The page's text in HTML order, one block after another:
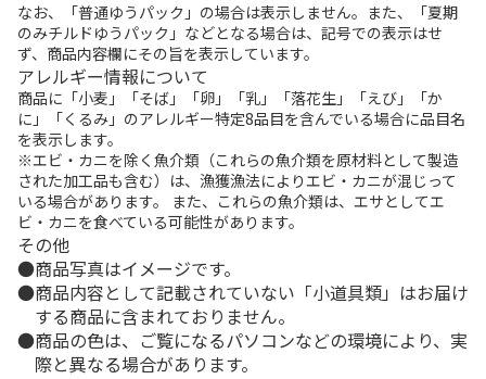
なお、「普通ゆうパック」の場合は表示しません。また、「夏期
のみチルドゆうパック」などとなる場合は、記号での表示はせ
ず、商品内容欄にその旨を表示しています。
アレルギー情報について
商品に「小麦」「そば」「卵」「乳」「落花生」「えび」「か
に」「くるみ」のアレルギー特定8品目を含んでいる場合に品目名
を表示します。
※エビ・カニを除く魚介類（これらの魚介類を原材料として製造
された加工品も含む）は、漁獲漁法によりエビ・カニが混じって
いる場合があります。 また、これらの魚介類は、エサとしてエ
ビ・カニを食べている可能性があります。
その他
商品写真はイメージです。
商品内容として記載されていない「小道具類」はお届け
する商品に含まれておりません。
商品の色は、ご覧になるパソコンなどの環境により、実
際と異なる場合があります。